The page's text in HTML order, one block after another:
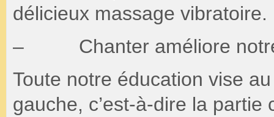
délicieux massage vibratoire.
– Chanter améliore notre
Toute notre éducation vise
gauche, c’est-à-dire la